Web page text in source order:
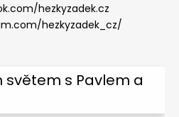
hezkyzadek.cz
hezkyzadek_cz/
s Pavlem a